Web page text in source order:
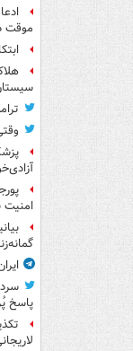
موقت
امنیت
پاسخ